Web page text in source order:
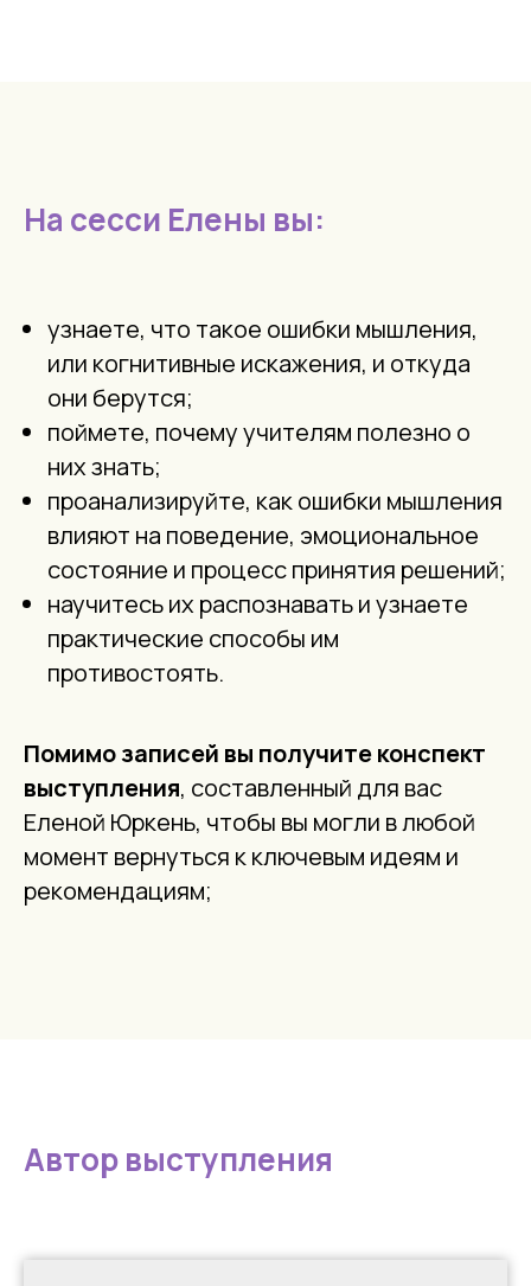
На сесси Елены вы:
узнаете, что такое ошибки мышления,
или когнитивные искажения, и откуда
они берутся;
поймете, почему учителям полезно о
них знать;
проанализируйте, как ошибки мышления
влияют на поведение, эмоциональное
состояние и процесс принятия решений;
научитесь их распознавать и узнаете
практические способы им
противостоять.
Помимо записей вы получите конспект
выступления, составленный для вас
Еленой Юркень, чтобы вы могли в любой
момент вернуться к ключевым идеям и
рекомендациям;
Автор выступления